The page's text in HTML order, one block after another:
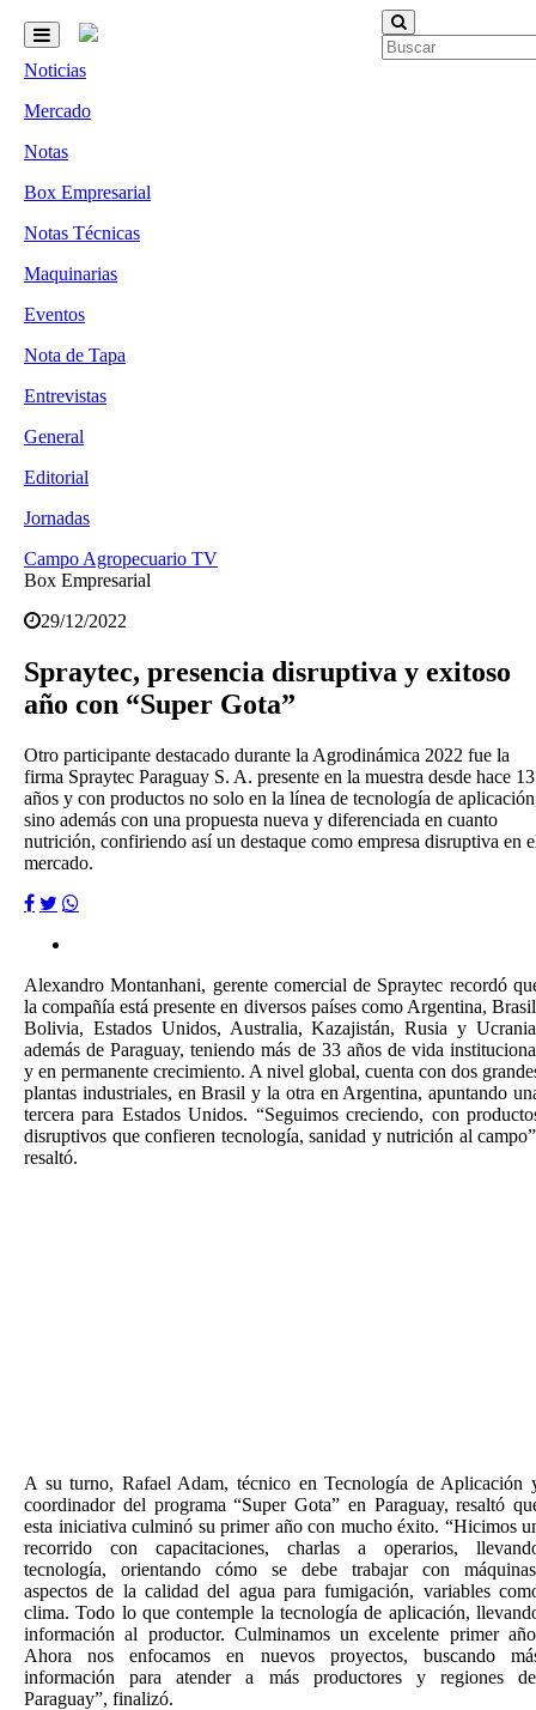
Noticias
Mercado
Notas
Box Empresarial
Notas Técnicas
Maquinarias
Eventos
Nota de Tapa
Entrevistas
General
Editorial
Jornadas
Campo Agropecuario TV
Box Empresarial
29/12/2022
Spraytec, presencia disruptiva y exitoso
año con “Super Gota”
Otro participante destacado durante la Agrodinámica 2022 fue la
firma Spraytec Paraguay S. A. presente en la muestra desde hace 13
años y con productos no solo en la línea de tecnología de
sino además con una propuesta nueva y diferenciada en cuanto
nutrición, confiriendo así un destaque como empresa disruptiva en
mercado.
Alexandro Montanhani, gerente comercial de Spraytec recordó
la compañía está presente en diversos países como Argentina,
Bolivia, Estados Unidos, Australia, Kazajistán, Rusia y
además de Paraguay, teniendo más de 33 años de vida
y en permanente crecimiento. A nivel global, cuenta con dos
plantas industriales, en Brasil y la otra en Argentina, apuntando
tercera para Estados Unidos. “Seguimos creciendo, con
disruptivos que confieren tecnología, sanidad y nutrición al
resaltó.
A su turno, Rafael Adam, técnico en Tecnología de Aplicación
coordinador del programa “Super Gota” en Paraguay, resaltó
esta iniciativa culminó su primer año con mucho éxito. “Hicimos
recorrido con capacitaciones, charlas a operarios,
tecnología, orientando cómo se debe trabajar con
aspectos de la calidad del agua para fumigación, variables
clima. Todo lo que contemple la tecnología de aplicación,
información al productor. Culminamos un excelente primer
Ahora nos enfocamos en nuevos proyectos, buscando
información para atender a más productores y regiones
Paraguay”, finalizó.